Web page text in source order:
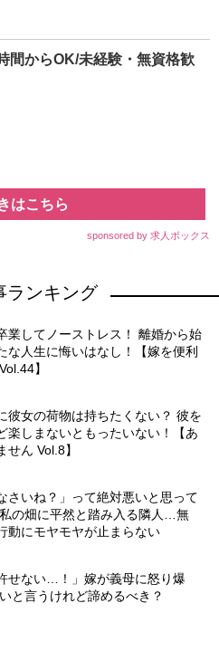
間からOK/未経験・無資格歓
はこちら
sponsored by 求人ボックス
ランキング
業してノーストレス！ 離婚から始
な人生に悔いはなし！【嫁を便利
】
彼女の荷物は持ちたくない？ 彼を
楽しまないともったいない！【あ
せん Vol.8】
さいね？」って絶対悪いと思って
の畑に平然と踏み入る隣人…無
動にモヤモヤが止まらない
せない…！」嫁が義母に怒り爆
と言うけれど諦めるべき？